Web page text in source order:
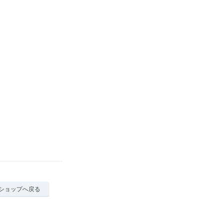
ョップへ戻る